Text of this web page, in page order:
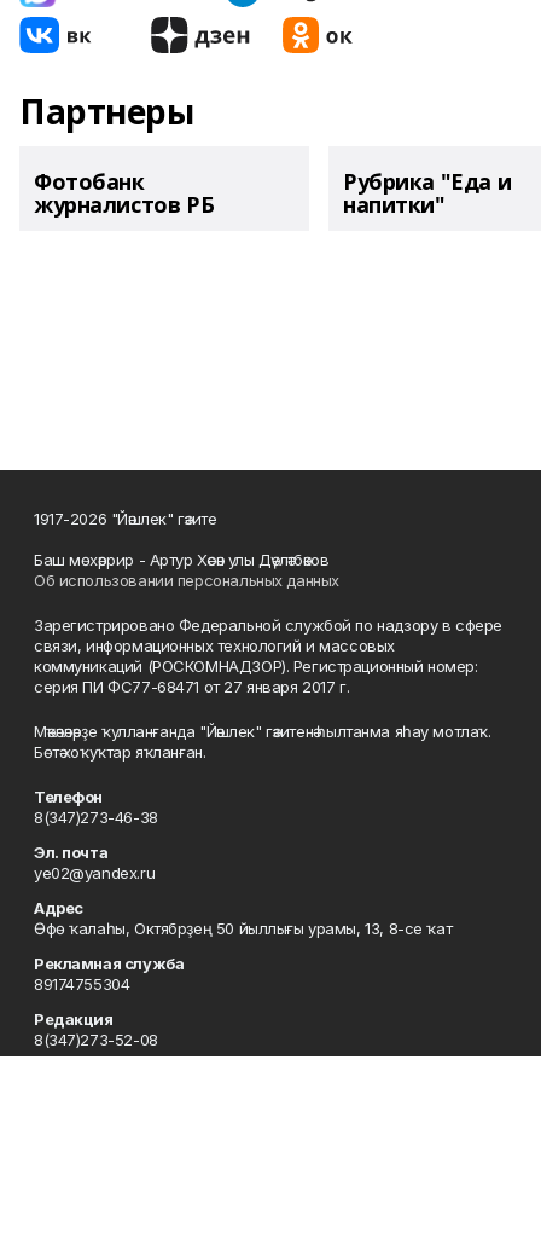
Партнеры
Фотобанк
журналистов РБ
Рубрика "Еда и
напитки"
1917-2026 "Йәшлек" гәзите
Баш мөхәррир - Артур Хәсән улы Дәүләтбәков
Об использовании персональных данных
Зарегистрировано Федеральной службой по надзору в сфере
связи, информационных технологий и массовых
коммуникаций (РОСКОМНАДЗОР). Регистрационный номер:
серия ПИ ФС77-68471 от 27 января 2017 г.
Мәҡәләләрҙе ҡулланғанда "Йәшлек" гәзитенә һылтанма яһау мотлаҡ.
Бөтә хоҡуҡтар яҡланған.
Телефон
8(347)273-46-38
Эл. почта
ye02@yandex.ru
Адрес
Өфө ҡалаһы, Октябрҙең 50 йыллығы урамы, 13, 8-се ҡат
Рекламная служба
89174755304
Редакция
8(347)273-52-08